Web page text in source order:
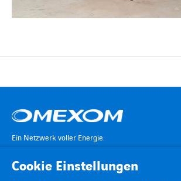
Ein Netzwerk voller Energie.
Cookie Einstellungen